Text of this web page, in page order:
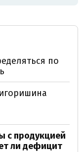
по
с продукцией
ли дефицит